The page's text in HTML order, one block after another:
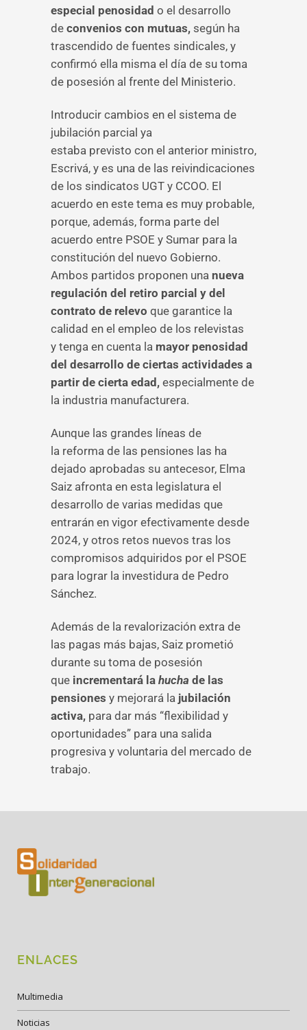
especial penosidad o el desarrollo
de convenios con mutuas, según ha
trascendido de fuentes sindicales, y
confirmó ella misma el día de su toma
de posesión al frente del Ministerio.
Introducir cambios en el sistema de
jubilación parcial ya
estaba previsto con el anterior ministro,
Escrivá, y es una de las reivindicaciones
de los sindicatos UGT y CCOO. El
acuerdo en este tema es muy probable,
porque, además, forma parte del
acuerdo entre PSOE y Sumar para la
constitución del nuevo Gobierno.
Ambos partidos proponen una nueva
regulación del retiro parcial y del
contrato de relevo que garantice la
calidad en el empleo de los relevistas
y tenga en cuenta la mayor penosidad
del desarrollo de ciertas actividades a
partir de cierta edad, especialmente de
la industria manufacturera.
Aunque las grandes líneas de
la reforma de las pensiones las ha
dejado aprobadas su antecesor, Elma
Saiz afronta en esta legislatura el
desarrollo de varias medidas que
entrarán en vigor efectivamente desde
2024, y otros retos nuevos tras los
compromisos adquiridos por el PSOE
para lograr la investidura de Pedro
Sánchez.
Además de la revalorización extra de
las pagas más bajas, Saiz prometió
durante su toma de posesión
que incrementará la hucha de las
pensiones y mejorará la jubilación
activa, para dar más “flexibilidad y
oportunidades” para una salida
progresiva y voluntaria del mercado de
trabajo.
ENLACES
Multimedia
Noticias